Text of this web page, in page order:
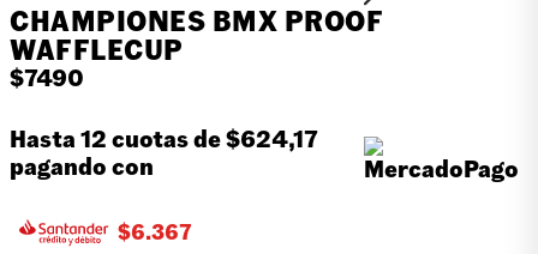
CHAMPIONES BMX PROOF
WAFFLECUP
$7490
Hasta 12 cuotas de$624,17
pagando con
$6.367